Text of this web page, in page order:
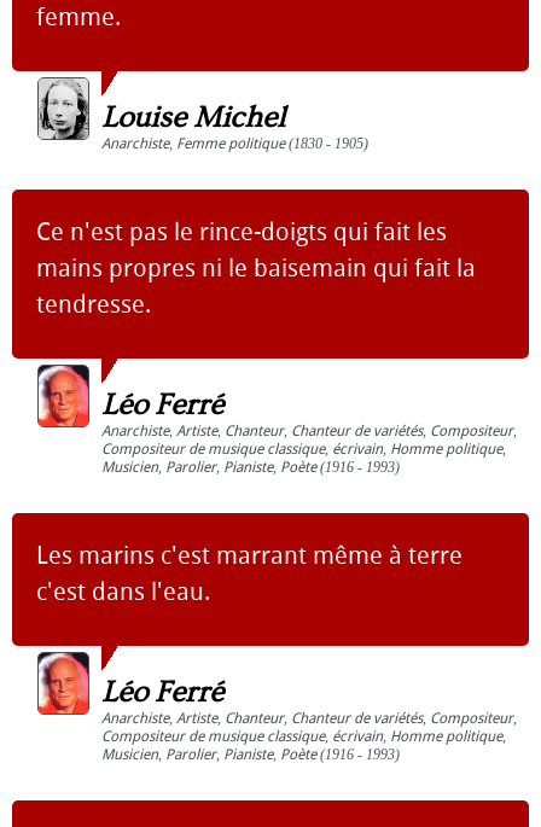
femme.
Louise Michel
Anarchiste, Femme politique(1830 - 1905)
Ce n'est pas le rince-doigts qui fait les
mains propres ni le baisemain qui fait la
tendresse.
Léo Ferré
Anarchiste, Artiste, Chanteur, Chanteur de variétés, Compositeur,
Compositeur de musique classique, écrivain, Homme politique,
Musicien, Parolier, Pianiste, Poète(1916 - 1993)
Les marins c'est marrant même à terre
c'est dans l'eau.
Léo Ferré
Anarchiste, Artiste, Chanteur, Chanteur de variétés, Compositeur,
Compositeur de musique classique, écrivain, Homme politique,
Musicien, Parolier, Pianiste, Poète(1916 - 1993)